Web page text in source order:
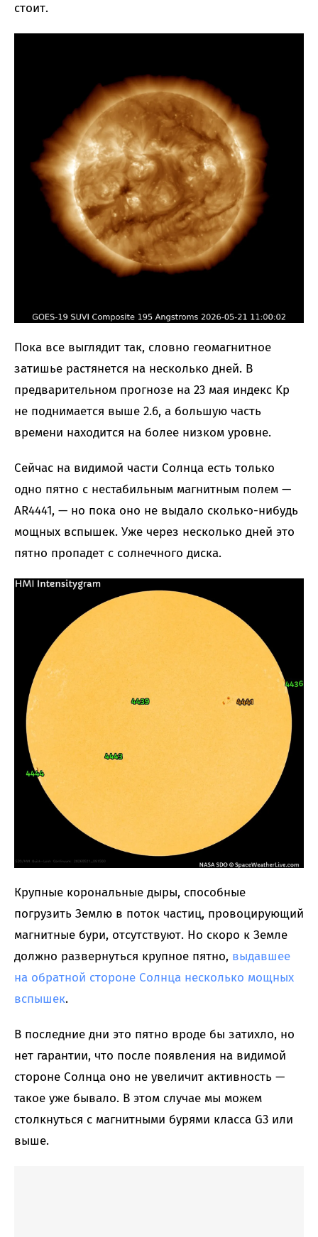
стоит.
Пока все выглядит так, словно геомагнитное
затишье растянется на несколько дней. В
предварительном прогнозе на 23 мая индекс Kp
не поднимается выше 2.6, а большую часть
времени находится на более низком уровне.
Сейчас на видимой части Солнца есть только
одно пятно с нестабильным магнитным полем —
AR4441, — но пока оно не выдало сколько-нибудь
мощных вспышек. Уже через несколько дней это
пятно пропадет с солнечного диска.
Крупные корональные дыры, способные
погрузить Землю в поток частиц, провоцирующий
магнитные бури, отсутствуют. Но скоро к Земле
должно развернуться крупное пятно, выдавшее
на обратной стороне Солнца несколько мощных
вспышек.
В последние дни это пятно вроде бы затихло, но
нет гарантии, что после появления на видимой
стороне Солнца оно не увеличит активность —
такое уже бывало. В этом случае мы можем
столкнуться с магнитными бурями класса G3 или
выше.